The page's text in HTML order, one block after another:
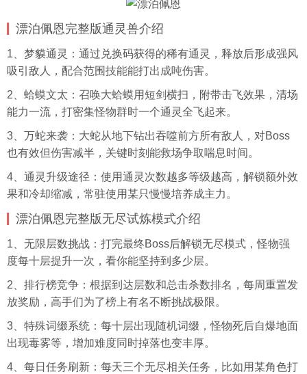
漂泊佩恩完整版通灵兽介绍
1、梦貘通灵：通过兑换码获得的稀有通灵，释放后形成强风
吸引敌人，配合范围技能能打出成吨伤害。
2、蛤蟆文太：召唤大蛤蟆用短剑横扫，附带击飞效果，清场
能力一流，打密集怪物群时一个通灵全飞起来。
3、万蛇来袭：大蛇从地下钻出吞噬前方所有敌人，对Boss
也有效但伤害减半，关键时刻能救场争取喘息时间。
4、通灵升级途径：使用通灵次数越多等级越高，解锁额外效
果和冷却缩减，常驻使用某只慢慢培养成主力。
漂泊佩恩完整版无尽试炼模式介绍
1、无限层数挑战：打完最终Boss后解锁无尽模式，怪物强
度每十层提升一次，看你能坚持到多少层。
2、排行榜竞争：根据到达层数和总击杀数排名，每周重置发
放奖励，高手们为了榜上有名不断挑战极限。
3、特殊词缀系统：每十层出现随机词缀，怪物死后自爆地面
出现毒雾等，增加难度同时掉落也变丰厚。
4、每日任务刷新：每天三个无尽相关任务，比如用某角色打